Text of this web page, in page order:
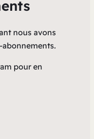
nous avons
abonnements.
pour en